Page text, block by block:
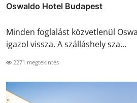
Oswaldo Hotel Budapest
Minden foglalást közvetlenül
igazol vissza. A szálláshely sza...
2271 megtekintés